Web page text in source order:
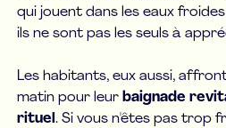
qui jouent dans les eaux
ils ne sont pas les seuls à
Les habitants, eux aussi,
matin pour leur baignade
rituel. Si vous n'êtes pas trop